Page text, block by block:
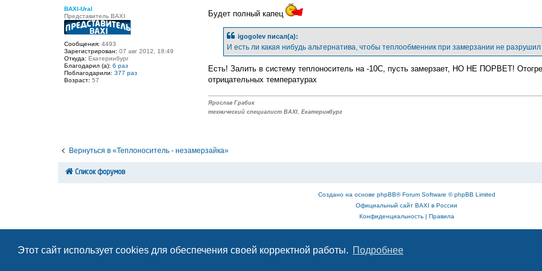
Этот сайт использует cookies для обеспечения своей корректной работы. Подробнее
BAXI-Ural
Представитель BAXI
Сообщения: 4493
Зарегистрирован: 07 авг 2012, 18:49
Откуда: Екатеринбург
Благодарил (а): 6 раз
Поблагодарили: 377 раз
Возраст: 57
Будет полный капец
igogolev писал(а):
И есть ли какая нибудь альтернатива, чтобы теплообменник при замерзании не
Есть! Залить в систему теплоноситель на -10С, пусть замерзает, НО НЕ ПОРВЕТ!
отрицательных температурах
Ярослав Грабик
технический специалист BAXI, Екатеринбург
Вернуться в «Теплоноситель - незамерзайка»
Список форумов
Создано на основе phpBB® Forum Software © phpBB Limited
Официальный сайт BAXI в России
Конфиденциальность| Правила